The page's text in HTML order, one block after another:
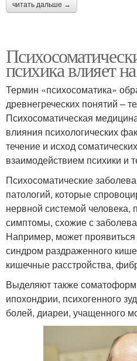
читать дальше →
психика влияет
Термин «психосоматика»
древнегреческих понятий –
Психосоматическая
влияния психологических
течение и исход
взаимодействием психики и
Психосоматические
патологий, которые
нервной системой человека,
симптомы, схожие с
Например, может
синдром раздраженного
кишечные расстройства,
Выделяют также
ипохондрии, психогенного
болей, диареи, учащенного